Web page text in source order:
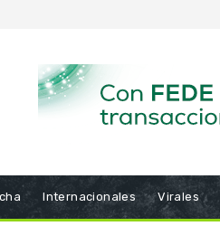
Internacionales Virales